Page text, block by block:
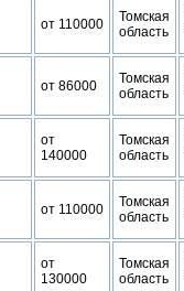
от 110000
Томская
область
от 86000
Томская
область
от
140000
Томская
область
от 110000
Томская
область
от
130000
Томская
область